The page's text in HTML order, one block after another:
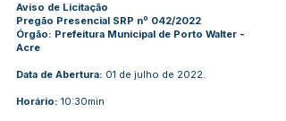
Aviso de Licitação
Pregão Presencial SRP nº 042/2022
Órgão: Prefeitura Municipal de Porto Walter -
Acre
Data de Abertura: 01 de julho de 2022.
Horário: 10:30min